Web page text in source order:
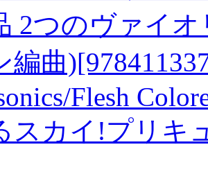
2つのヴァイ
編曲
Flesh
スカイ!プリキ